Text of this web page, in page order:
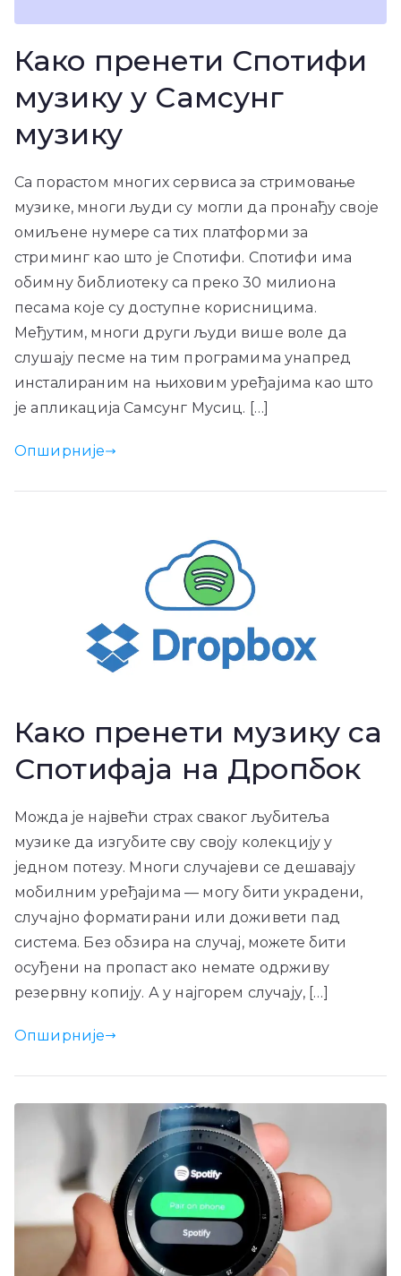
Како пренети Спотифи
музику у Самсунг
музику
Са порастом многих сервиса за стримовање
музике, многи људи су могли да пронађу своје
омиљене нумере са тих платформи за
стриминг као што је Спотифи. Спотифи има
обимну библиотеку са преко 30 милиона
песама које су доступне корисницима.
Међутим, многи други људи више воле да
слушају песме на тим програмима унапред
инсталираним на њиховим уређајима као што
је апликација Самсунг Мусиц. […]
Опширније
Како пренети музику са
Спотифаја на Дропбок
Можда је највећи страх сваког љубитеља
музике да изгубите сву своју колекцију у
једном потезу. Многи случајеви се дешавају
мобилним уређајима — могу бити украдени,
случајно форматирани или доживети пад
система. Без обзира на случај, можете бити
осуђени на пропаст ако немате одрживу
резервну копију. А у најгорем случају, […]
Опширније